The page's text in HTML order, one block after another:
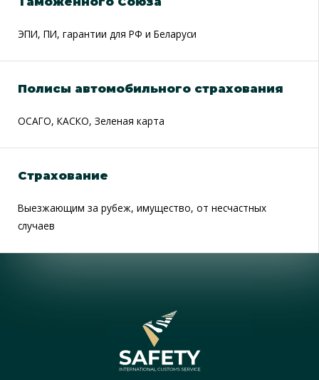
ЭПИ, ПИ, гарантии для РФ и Беларуси
Полисы автомобильного страхования
ОСАГО, КАСКО, Зеленая карта
Страхование
Выезжающим за рубеж, имущество, от несчастных
случаев